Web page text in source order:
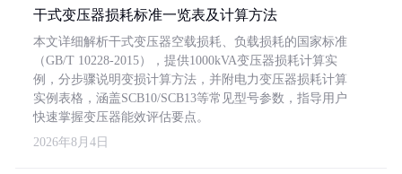
干式变压器损耗标准一览表及计算方法
本文详细解析干式变压器空载损耗、负载损耗的国家标准
（GB/T 10228-2015），提供1000kVA变压器损耗计算实
例，分步骤说明变损计算方法，并附电力变压器损耗计算
实例表格，涵盖SCB10/SCB13等常见型号参数，指导用户
快速掌握变压器能效评估要点。
2026年8月4日